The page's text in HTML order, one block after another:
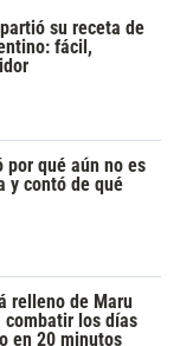
su receta de
fácil,
por qué aún no es
y contó de qué
relleno de Maru
combatir los días
en 20 minutos